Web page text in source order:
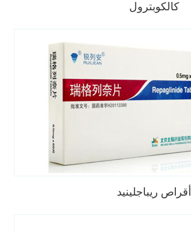
كالكوبترول
أقراص ريباجلينيد